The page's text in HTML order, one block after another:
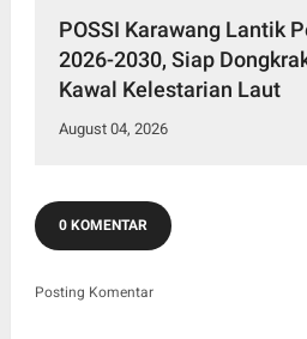
POSSI Karawang Lantik
2026-2030, Siap
Kawal Kelestarian Laut
August 04, 2026
0 KOMENTAR
Posting Komentar